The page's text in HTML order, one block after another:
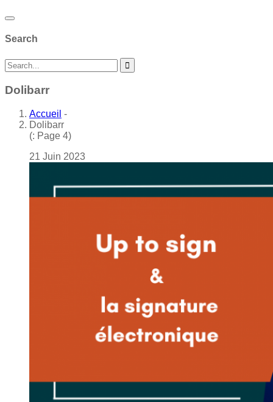
Search
Dolibarr
Accueil -
Dolibarr
(: Page 4)
21 Juin 2023